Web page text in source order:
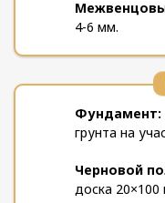
4-6 мм.
Фундамент:
грунта на
Черновой
доска 20×100